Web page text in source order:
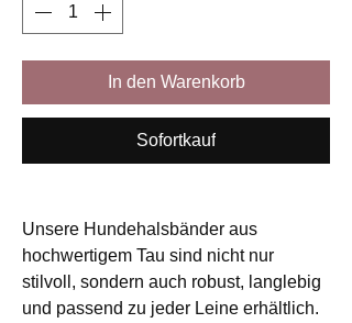
In den Warenkorb
Sofortkauf
Unsere Hundehalsbänder aus
hochwertigem Tau sind nicht nur
stilvoll, sondern auch robust, langlebig
und passend zu jeder Leine erhältlich.